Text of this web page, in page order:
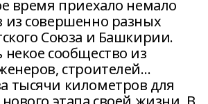
время приехало немало
из совершенно разных
Союза и Башкирии.
некое сообщество из
строителей…
тысячи километров для